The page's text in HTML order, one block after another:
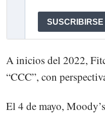
A inicios del 2022,
“CCC”, con
El 4 de mayo,